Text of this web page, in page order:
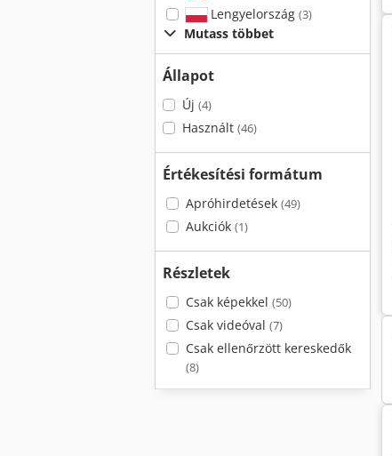
Lengyelország (3)
Mutass többet
Állapot
Új (4)
Használt (46)
Értékesítési formátum
Apróhirdetések (49)
Aukciók (1)
Részletek
Csak képekkel (50)
Csak videóval (7)
Csak ellenőrzött kereskedők
(8)Ideal 1046